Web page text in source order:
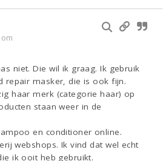
niet. Die wil ik graag. Ik gebruik
repair masker, die is ook fijn.
haar merk (categorie haar) op
staan weer in de
en conditioner online.
webshops. Ik vind dat wel echt
ik ooit heb gebruikt.